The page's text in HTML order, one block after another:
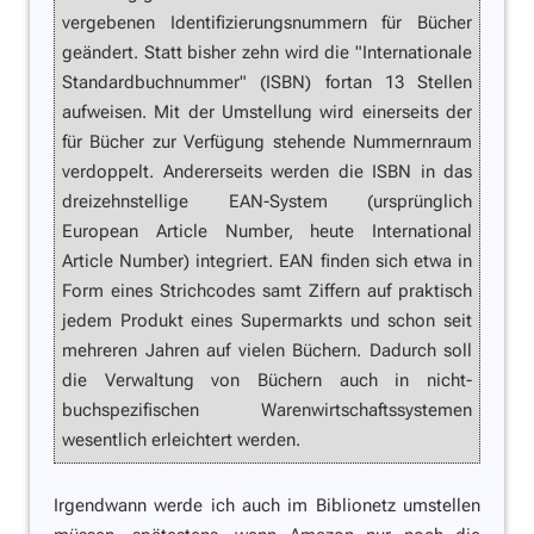
vergebenen Identifizierungsnummern für Bücher
geändert. Statt bisher zehn wird die "Internationale
Standardbuchnummer" (ISBN) fortan 13 Stellen
aufweisen. Mit der Umstellung wird einerseits der
für Bücher zur Verfügung stehende Nummernraum
verdoppelt. Andererseits werden die ISBN in das
dreizehnstellige EAN-System (ursprünglich
European Article Number, heute International
Article Number) integriert. EAN finden sich etwa in
Form eines Strichcodes samt Ziffern auf praktisch
jedem Produkt eines Supermarkts und schon seit
mehreren Jahren auf vielen Büchern. Dadurch soll
die Verwaltung von Büchern auch in nicht-
buchspezifischen Warenwirtschaftssystemen
wesentlich erleichtert werden.
Irgendwann werde ich auch im Biblionetz umstellen